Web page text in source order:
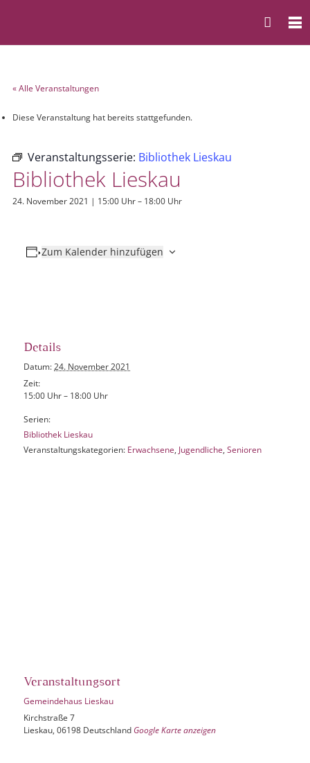
« Alle Veranstaltungen
Diese Veranstaltung hat bereits stattgefunden.
Veranstaltungsserie: Bibliothek Lieskau
Bibliothek Lieskau
24. November 2021 | 15:00 Uhr– 18:00 Uhr
Zum Kalender hinzufügen
Details
Datum: 24. November 2021
Zeit:
15:00 Uhr – 18:00 Uhr
Serien:
Bibliothek Lieskau
Veranstaltungskategorien: Erwachsene,Jugendliche,Senioren
Veranstaltungsort
Gemeindehaus Lieskau
Kirchstraße 7
Lieskau, 06198 Deutschland Google Karte anzeigen